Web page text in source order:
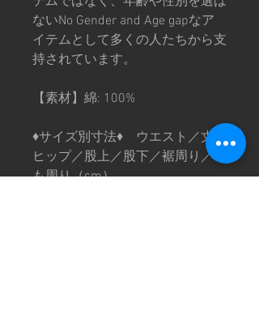
ないNo Gender and Age gapなア
イテムとして多くの人たちから支
持されています。
【素材】綿: 100%
♦︎サイズ別寸法♦︎ ウエスト／丈／
ヒップ／股上／股下／裾周り／も
も周り（cm）